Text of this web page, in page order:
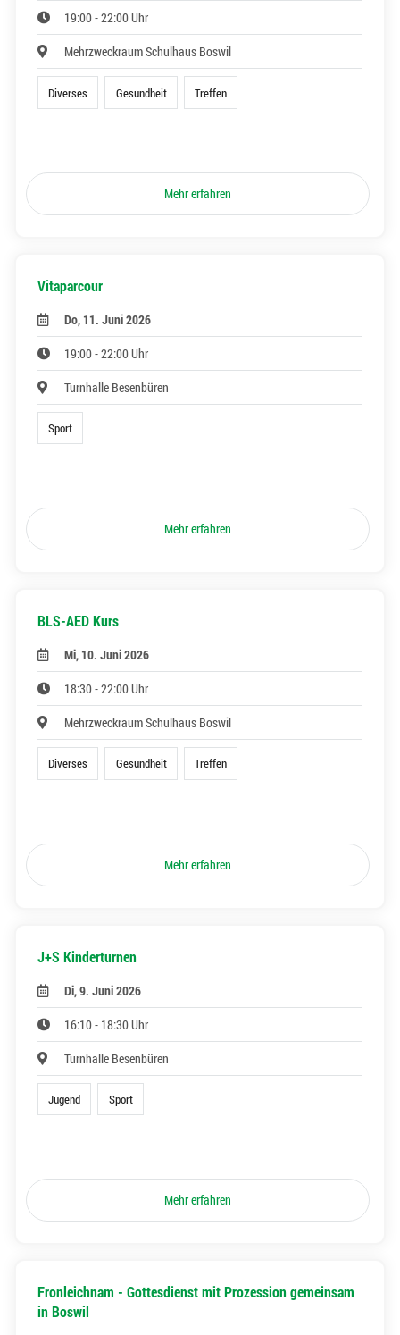
19:00 - 22:00 Uhr
Mehrzweckraum Schulhaus Boswil
Diverses Gesundheit Treffen
Mehr erfahren
Vitaparcour
Do, 11. Juni 2026
19:00 - 22:00 Uhr
Turnhalle Besenbüren
Sport
Mehr erfahren
BLS-AED Kurs
Mi, 10. Juni 2026
18:30 - 22:00 Uhr
Mehrzweckraum Schulhaus Boswil
Diverses Gesundheit Treffen
Mehr erfahren
J+S Kinderturnen
Di, 9. Juni 2026
16:10 - 18:30 Uhr
Turnhalle Besenbüren
Jugend Sport
Mehr erfahren
Fronleichnam - Gottesdienst mit Prozession gemeinsam
in Boswil